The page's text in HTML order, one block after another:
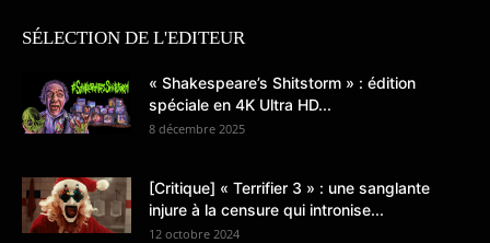
SÉLECTION DE L'EDITEUR
« Shakespeare’s Shitstorm » : édition
spéciale en 4K Ultra HD...
8 décembre 2025
[Critique] « Terrifier 3 » : une sanglante
injure à la censure qui intronise...
12 octobre 2024